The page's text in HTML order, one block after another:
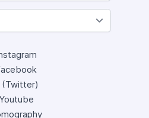
(Twitter)
Youtube